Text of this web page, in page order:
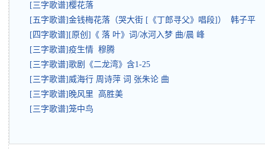
[三字歌谱]樱花落
[五字歌谱]金钱梅花落（哭大街 [《丁郎寻父》唱段]） 韩子平
[四字歌谱][原创]《 落 叶》词/冰河入梦 曲/晨 峰
[三字歌谱]疫生情 穆腾
[三字歌谱]歌剧《二龙湾》含1-25
[三字歌谱]威海行 周诗萍 词 张朱论 曲
[三字歌谱]晚风里 高胜美
[三字歌谱]笼中鸟